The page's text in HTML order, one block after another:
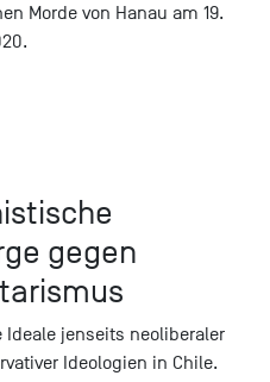
Morde von Hanau am 19.
gegen
Ideale jenseits neoliberaler
Ideologien in Chile.